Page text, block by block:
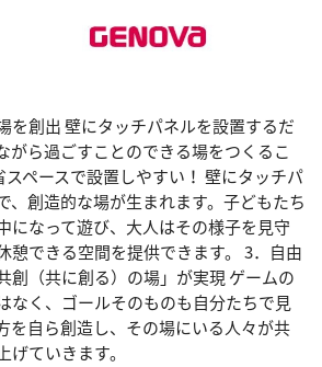
を創出 壁にタッチパネルを設置するだ
がら過ごすことのできる場をつくるこ
スペースで設置しやすい！ 壁にタッチパ
、創造的な場が生まれます。子どもたち
になって遊び、大人はその様子を見守
憩できる空間を提供できます。 3．自由
創（共に創る）の場」が実現 ゲームの
なく、ゴールそのものも自分たちで見
を自ら創造し、その場にいる人々が共
げていきます。